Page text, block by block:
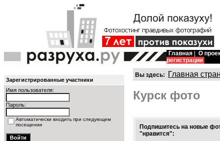
Главная
О
регистрации
Зарегистрированные участники
Имя пользователя:
Пароль:
Автоматически входить при следующем
посещении
Вы здесь: Главная
Курск фото
Подпишитесь на новые
"нравится":